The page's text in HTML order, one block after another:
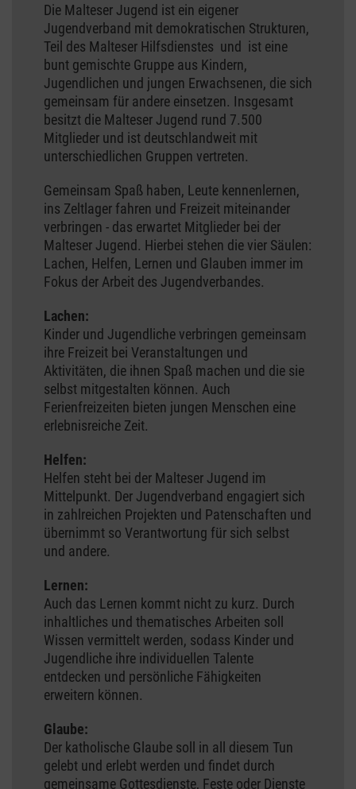
Die Malteser Jugend ist ein eigener
Jugendverband mit demokratischen Strukturen,
Teil des Malteser Hilfsdienstes und ist eine
bunt gemischte Gruppe aus Kindern,
Jugendlichen und jungen Erwachsenen, die sich
gemeinsam für andere einsetzen. Insgesamt
besitzt die Malteser Jugend rund 7.500
Mitglieder und ist deutschlandweit mit
unterschiedlichen Gruppen vertreten.
Gemeinsam Spaß haben, Leute kennenlernen,
ins Zeltlager fahren und Freizeit miteinander
verbringen - das erwartet Mitglieder bei der
Malteser Jugend. Hierbei stehen die vier Säulen:
Lachen, Helfen, Lernen und Glauben immer im
Fokus der Arbeit des Jugendverbandes.
Lachen:
Kinder und Jugendliche verbringen gemeinsam
ihre Freizeit bei Veranstaltungen und
Aktivitäten, die ihnen Spaß machen und die sie
selbst mitgestalten können. Auch
Ferienfreizeiten bieten jungen Menschen eine
erlebnisreiche Zeit.
Helfen:
Helfen steht bei der Malteser Jugend im
Mittelpunkt. Der Jugendverband engagiert sich
in zahlreichen Projekten und Patenschaften und
übernimmt so Verantwortung für sich selbst
und andere.
Lernen:
Auch das Lernen kommt nicht zu kurz. Durch
inhaltliches und thematisches Arbeiten soll
Wissen vermittelt werden, sodass Kinder und
Jugendliche ihre individuellen Talente
entdecken und persönliche Fähigkeiten
erweitern können.
Glaube:
Der katholische Glaube soll in all diesem Tun
gelebt und erlebt werden und findet durch
gemeinsame Gottesdienste, Feste oder Dienste